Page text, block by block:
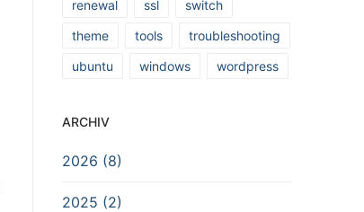
renewal
ssl
switch
theme
tools
troubleshooting
ubuntu
windows wordpress
ARCHIV
2026 (8)
2025 (2)